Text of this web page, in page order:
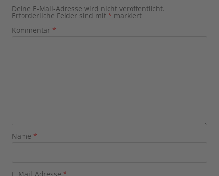
Deine E-Mail-Adresse wird nicht veröffentlicht.
Erforderliche Felder sind mit * markiert
Kommentar *
Name *
E-Mail-Adresse *